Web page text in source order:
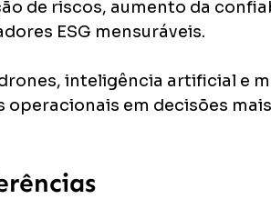
de riscos, aumento da
ESG mensuráveis.
inteligência artificial e
operacionais em decisões